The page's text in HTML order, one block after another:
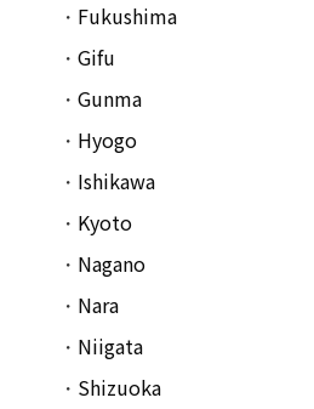
Fukushima
Gifu
Gunma
Hyogo
Ishikawa
Kyoto
Nagano
Nara
Niigata
Shizuoka